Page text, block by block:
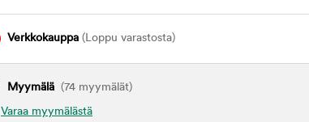
Verkkokauppa (Loppu varastosta)
Myymälä (74 myymälät)
Varaa myymälästä